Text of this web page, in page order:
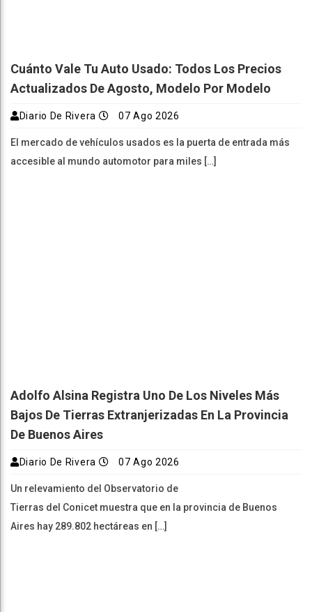
Cuánto Vale Tu Auto Usado: Todos Los Precios
Actualizados De Agosto, Modelo Por Modelo
Diario De Rivera 07 Ago 2026
El mercado de vehículos usados es la puerta de entrada más
accesible al mundo automotor para miles […]
Adolfo Alsina Registra Uno De Los Niveles Más
Bajos De Tierras Extranjerizadas En La Provincia
De Buenos Aires
Diario De Rivera 07 Ago 2026
Un relevamiento del Observatorio de
Tierras del Conicet muestra que en la provincia de Buenos
Aires hay 289.802 hectáreas en […]